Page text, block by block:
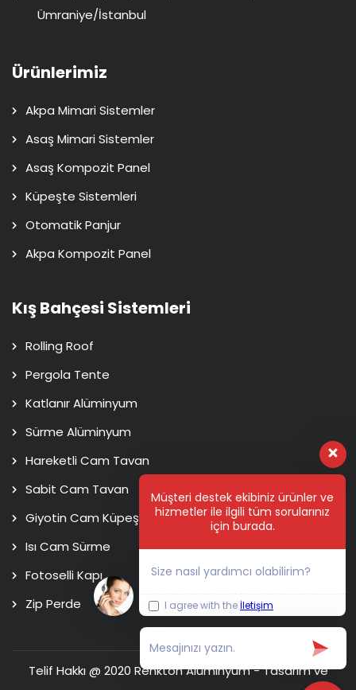
Ümraniye/İstanbul
Ürünlerimiz
Akpa Mimari Sistemler
Asaş Mimari Sistemler
Asaş Kompozit Panel
Küpeşte Sistemleri
Otomatik Panjur
Akpa Kompozit Panel
Kış Bahçesi Sistemleri
Rolling Roof
Pergola Tente
Katlanır Alüminyum
Sürme Alüminyum
Hareketli Cam Tavan
Sabit Cam Tavan
Giyotin Cam Küpeşte
Isı Cam Sürme
Fotoselli Kapı
Zip Perde
Telif Hakkı @ 2020 Renkton Alüminyum - Tasarım ve
Müşteri destek ekibiniz ürünler ve
hizmetler ile ilgili tüm sorularınız
için burada.
Size nasıl yardımcı olabilirim?
I agree with the İletişim